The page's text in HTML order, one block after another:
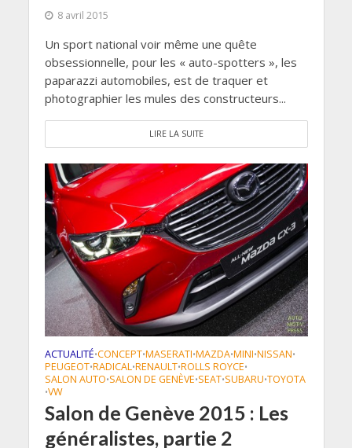
8 avril 2015
Un sport national voir même une quête
obsessionnelle, pour les « auto-spotters », les
paparazzi automobiles, est de traquer et
photographier les mules des constructeurs...
LIRE LA SUITE
ACTUALITÉ•CONCEPT•MASERATI•MAZDA•MINI•NISSAN•
PEUGEOT•RADICAL•RENAULT•ROLLS ROYCE•
SALON AUTO•SALON DE GENÈVE•SEAT•SUBARU•TOYOTA
•VW
Salon de Genève 2015 : Les
généralistes, partie 2